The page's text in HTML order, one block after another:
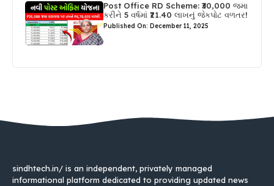
Post Office RD Scheme: ₹30,000 જમા
કરીને 5 વર્ષમાં ₹21.40 લાખનું જેકપોટ વળતર!
Published On: December 11, 2025
sindhtech.in/ is an independent, privately managed
informational platform dedicated to providing updated news